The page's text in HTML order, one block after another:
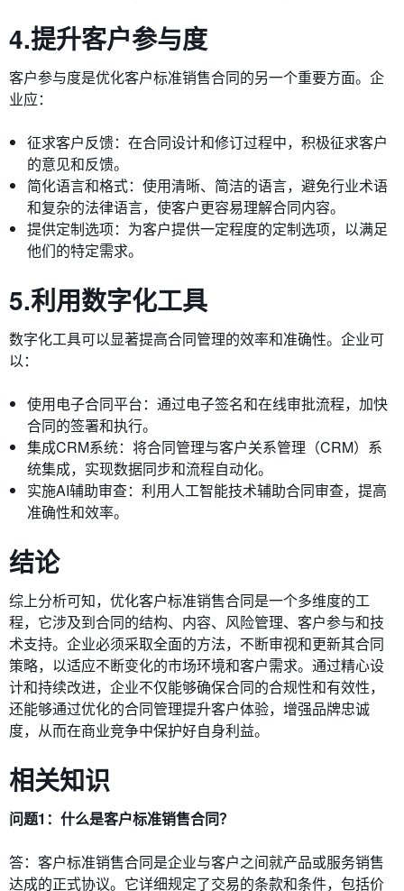
4.提升客户参与度
客户参与度是优化客户标准销售合同的另一个重要方面。企
业应：
征求客户反馈：在合同设计和修订过程中，积极征求客户
的意见和反馈。
简化语言和格式：使用清晰、简洁的语言，避免行业术语
和复杂的法律语言，使客户更容易理解合同内容。
提供定制选项：为客户提供一定程度的定制选项，以满足
他们的特定需求。
5.利用数字化工具
数字化工具可以显著提高合同管理的效率和准确性。企业可
以：
使用电子合同平台：通过电子签名和在线审批流程，加快
合同的签署和执行。
集成CRM系统：将合同管理与客户关系管理（CRM）系
统集成，实现数据同步和流程自动化。
实施AI辅助审查：利用人工智能技术辅助合同审查，提高
准确性和效率。
结论
综上分析可知，优化客户标准销售合同是一个多维度的工
程，它涉及到合同的结构、内容、风险管理、客户参与和技
术支持。企业必须采取全面的方法，不断审视和更新其合同
策略，以适应不断变化的市场环境和客户需求。通过精心设
计和持续改进，企业不仅能够确保合同的合规性和有效性，
还能够通过优化的合同管理提升客户体验，增强品牌忠诚
度，从而在商业竞争中保护好自身利益。
相关知识
问题1：什么是客户标准销售合同？
答：客户标准销售合同是企业与客户之间就产品或服务销售
达成的正式协议。它详细规定了交易的条款和条件，包括价